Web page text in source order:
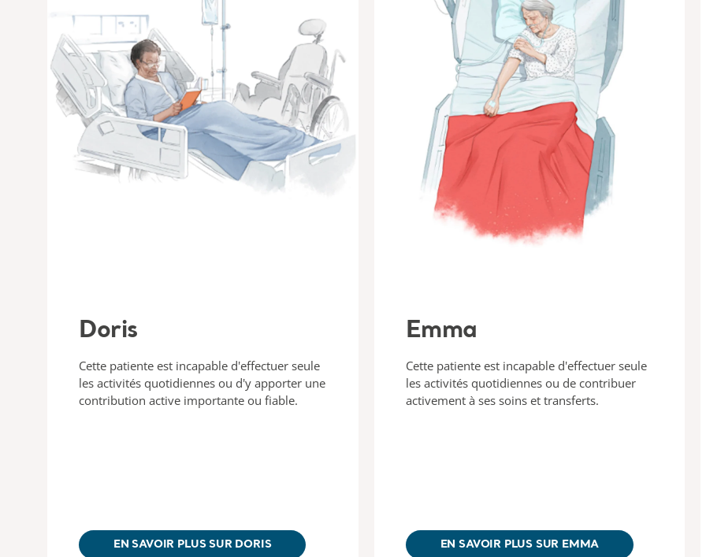
Doris
Cette patiente est incapable d'effectuer seule
les activités quotidiennes ou d'y apporter une
contribution active importante ou fiable.
EN SAVOIR PLUS SUR DORIS
Emma
Cette patiente est incapable d'effectuer seule
les activités quotidiennes ou de contribuer
activement à ses soins et transferts.
EN SAVOIR PLUS SUR EMMA